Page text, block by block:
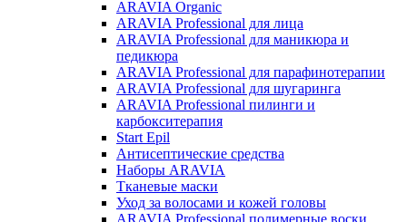
ARAVIA Organic
ARAVIA Professional для лица
ARAVIA Professional для маникюра и
педикюра
ARAVIA Professional для парафинотерапии
ARAVIA Professional для шугаринга
ARAVIA Professional пилинги и
карбокситерапия
Start Epil
Антисептические средства
Наборы ARAVIA
Тканевые маски
Уход за волосами и кожей головы
ARAVIA Professional полимерные воски